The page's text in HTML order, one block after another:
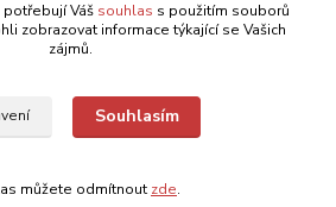
Váš souhlas s použitím souborů
zobrazovat informace týkající se Vašich
zájmů.
Souhlasím
můžete odmítnout zde.